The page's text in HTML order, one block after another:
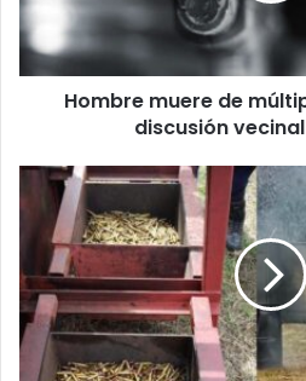
vecinal
en
EscazúHombre muere de
discusión
Más
millón
de
municiones
se
destruyeron